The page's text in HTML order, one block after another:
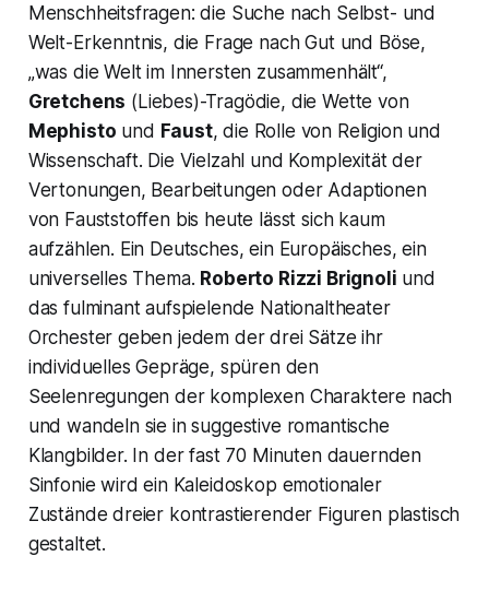
Menschheitsfragen: die Suche nach Selbst- und
Welt-Erkenntnis, die Frage nach Gut und Böse,
„was die Welt im Innersten zusammenhält“,
Gretchens (Liebes)-Tragödie, die Wette von
Mephisto und Faust, die Rolle von Religion und
Wissenschaft. Die Vielzahl und Komplexität der
Vertonungen, Bearbeitungen oder Adaptionen
von Fauststoffen bis heute lässt sich kaum
aufzählen. Ein Deutsches, ein Europäisches, ein
universelles Thema. Roberto Rizzi Brignoli und
das fulminant aufspielende Nationaltheater
Orchester geben jedem der drei Sätze ihr
individuelles Gepräge, spüren den
Seelenregungen der komplexen Charaktere nach
und wandeln sie in suggestive romantische
Klangbilder. In der fast 70 Minuten dauernden
Sinfonie wird ein Kaleidoskop emotionaler
Zustände dreier kontrastierender Figuren plastisch
gestaltet.